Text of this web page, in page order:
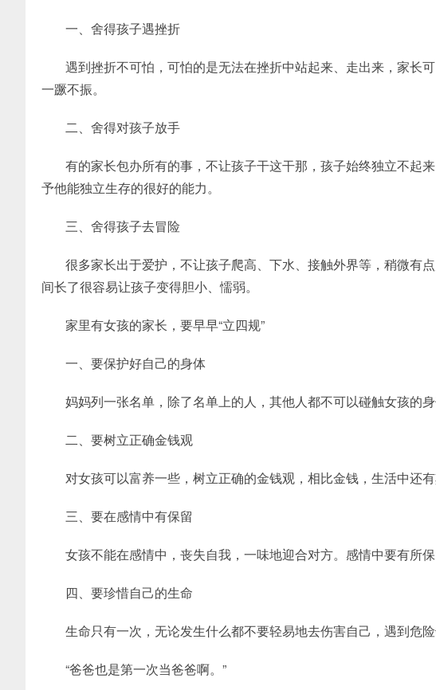
一、舍得孩子遇挫折
遇到挫折不可怕，可怕的是无法在挫折中站起来、走出来，家长
一蹶不振。
二、舍得对孩子放手
有的家长包办所有的事，不让孩子干这干那，孩子始终独立不起
予他能独立生存的很好的能力。
三、舍得孩子去冒险
很多家长出于爱护，不让孩子爬高、下水、接触外界等，稍微有
间长了很容易让孩子变得胆小、懦弱。
家里有女孩的家长，要早早“立四规”
一、要保护好自己的身体
妈妈列一张名单，除了名单上的人，其他人都不可以碰触女孩的
二、要树立正确金钱观
对女孩可以富养一些，树立正确的金钱观，相比金钱，生活中还
三、要在感情中有保留
女孩不能在感情中，丧失自我，一味地迎合对方。感情中要有所
四、要珍惜自己的生命
生命只有一次，无论发生什么都不要轻易地去伤害自己，遇到危
“爸爸也是第一次当爸爸啊。”